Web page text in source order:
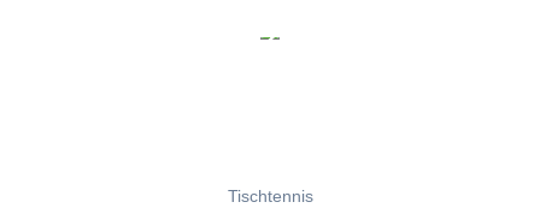
Tischtennis